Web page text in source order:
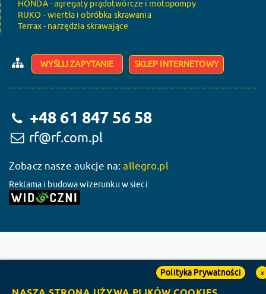
HONDA - agregaty prądotwórcze i motopompy
RUKO - wiertła i obróbka skrawania
Terrax - narzędzia skrawające
WYŚLIJ ZAPYTANIE SKLEP INTERNETOWY
+48 61 847 56 58
rf@rf.com.pl
Zobacz nasze aukcje na:allegro.pl
Reklama i budowa wizerunku w sieci:
Polityka Prywatności x